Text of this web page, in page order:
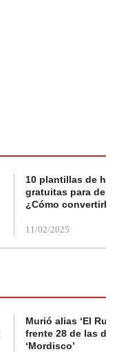
10 plantillas de
gratuitas para
¿Cómo convertirla
11/02/2025
Murió alias ‘El
frente 28 de las
‘Mordisco’